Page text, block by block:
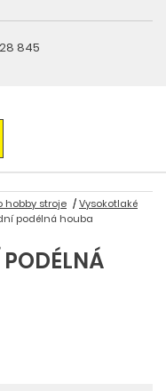
845
hobby stroje
Vysokotlaké
podélná houba